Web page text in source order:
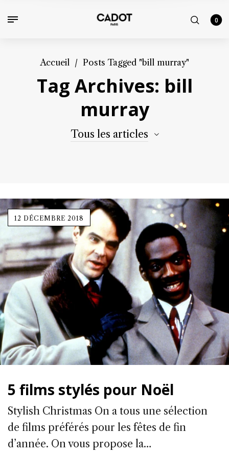
0
Accueil / Posts Tagged "bill murray"
Tag Archives: bill
murray
Tous les articles
12 DÉCEMBRE 2018
5 films stylés pour Noël
Stylish Christmas On a tous une sélection
de films préférés pour les fêtes de fin
d’année. On vous propose la…